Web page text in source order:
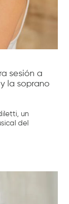
sesión a
la soprano
un
del